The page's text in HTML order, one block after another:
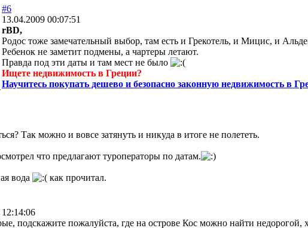
#6
13.04.2009 00:07:51
rBD,
Родос тоже замечательный выбор, там есть и Грекотель, и Мицис, и
Ребенок не заметит подмены, а чартеры летают.
Правда под эти даты и там мест не было
Ищете недвижимость в Греции?
Научитесь покупать дешево и безопасно законную недвижимость в
Так можно и вовсе затянуть и никуда в итоге не полететь.
что предлагают туроператоры по датам.
вода как прочитал.
12:14:06
подскажите пожалуйста, где на острове Кос можно найти недорогой,